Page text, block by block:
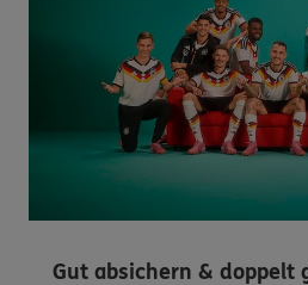
Gut absichern & doppelt